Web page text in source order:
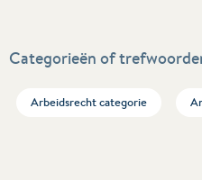
Categorieën of
Arbeidsrecht categorie